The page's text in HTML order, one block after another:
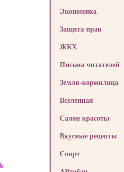
Экономика
Защита прав
ЖКХ
Письма читателей
Земля-кормилица
Вселенная
Салон красоты
Вкусные рецепты
Спорт